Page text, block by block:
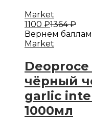
Market
1100 ₽1364₽
Вернем
Market
чёрный
garlic
1000мл